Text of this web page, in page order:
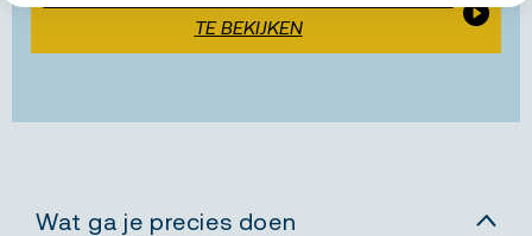
TE BEKIJKEN
Wat ga je precies doen